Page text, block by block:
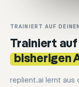
TRAINIERT AUF
Trainiert auf
bisherigen
replient.ai lernt aus